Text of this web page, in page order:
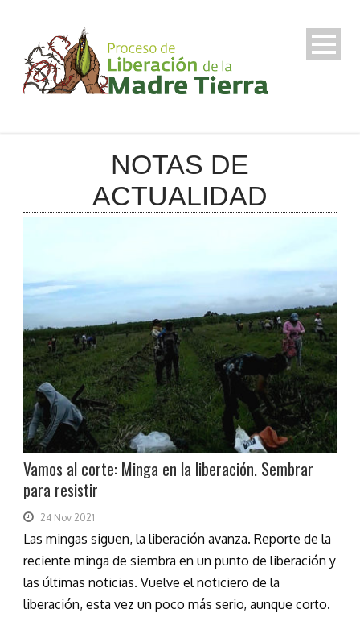
NOTAS DE
ACTUALIDAD
Vamos al corte: Minga en la liberación. Sembrar
para resistir
24 Nov 2021
Las mingas siguen, la liberación avanza. Reporte de la
reciente minga de siembra en un punto de liberación y
las últimas noticias. Vuelve el noticiero de la
liberación, esta vez un poco más serio, aunque corto.